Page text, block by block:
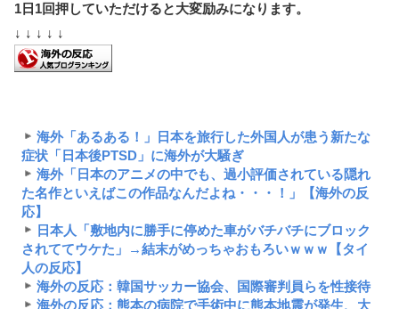
1日1回押していただけると大変励みになります。
↓ ↓ ↓ ↓ ↓
海外「あるある！」日本を旅行した外国人が患う新たな
症状「日本後PTSD」に海外が大騒ぎ
海外「日本のアニメの中でも、過小評価されている隠れ
た名作といえばこの作品なんだよね・・・！」【海外の反
応】
日本人「敷地内に勝手に停めた車がバチバチにブロック
されててウケた」→結末がめっちゃおもろいｗｗｗ【タイ
人の反応】
海外の反応：韓国サッカー協会、国際審判員らを性接待
海外の反応：熊本の病院で手術中に熊本地震が発生、大